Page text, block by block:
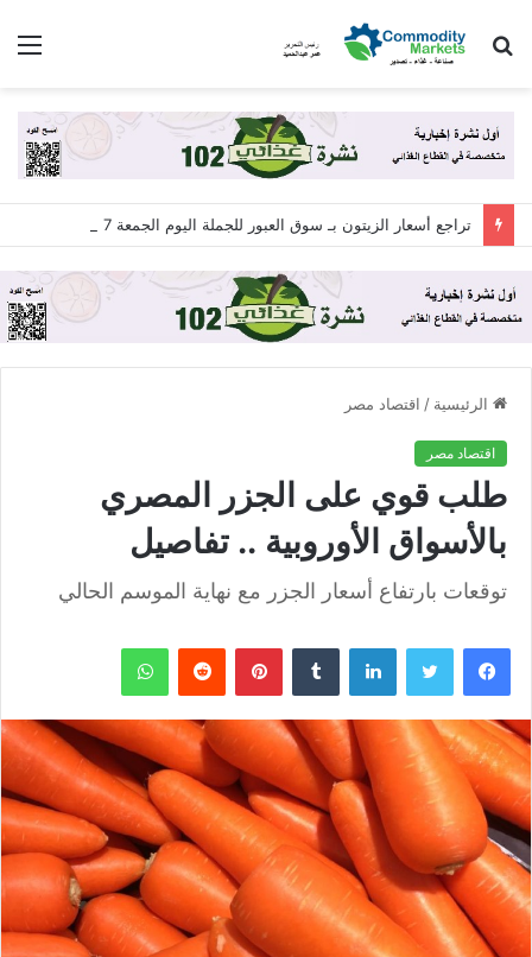
بحث
الرئيسية / اقتصاد مصر
اقتصاد مصر
طلب قوي على الجزر المصري
بالأسواق الأوروبية .. تفاصيل
توقعات بارتفاع أسعار الجزر مع نهاية الموسم الحالي
فيسبوك تويتر لينكدإن بينتيريست واتساب